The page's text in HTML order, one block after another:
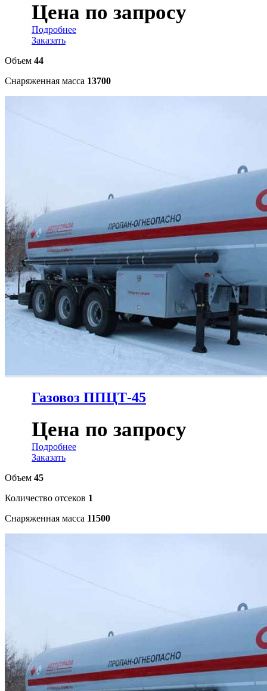
Цена по запросу
Подробнее
Заказать
Объем 44
Снаряженная масса 13700
Газовоз ППЦТ-45
Цена по запросу
Подробнее
Заказать
Объем 45
Количество отсеков 1
Снаряженная масса 11500